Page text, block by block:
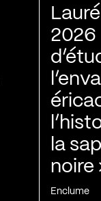
2026
la
noire
Enclume